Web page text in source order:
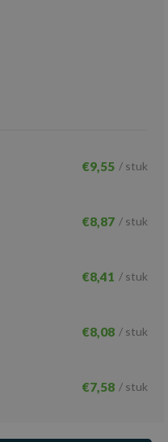
€9,55 / stuk
€8,87 / stuk
€8,41 / stuk
€8,08 / stuk
€7,58 / stuk